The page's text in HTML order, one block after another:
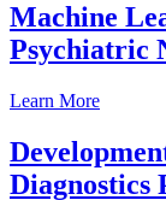
Machine
Psychiatric
Learn More
Diagnostics